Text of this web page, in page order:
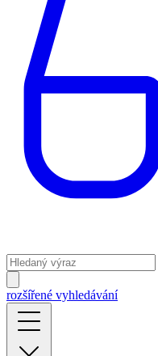
rozšířené vyhledávání